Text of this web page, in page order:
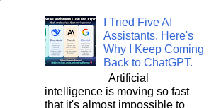
I Tried Five AI
Assistants. Here's
Why I Keep Coming
Back to ChatGPT.
Artificial
intelligence is moving so fast
that it's almost impossible to